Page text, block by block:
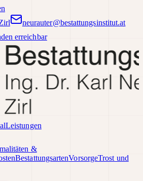
neurauter@bestattungsinstitut.at
erreichbar
Leistungen
&
BestattungsartenVorsorgeTrost und